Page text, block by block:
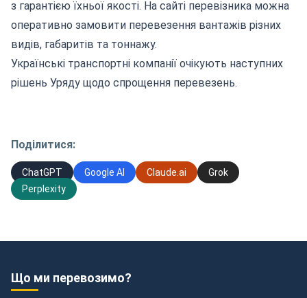
з гарантією їхньої якості. На сайті перевізника можна
оперативно замовити перевезення вантажів різних
видів, габаритів та тоннажу.
Українські транспортні компанії очікують наступних
рішень Уряду щодо спрощення перевезень.
Поділитися:
ChatGPT Google AI Claude.ai
Grok
Perplexity
Що ми перевозимо?